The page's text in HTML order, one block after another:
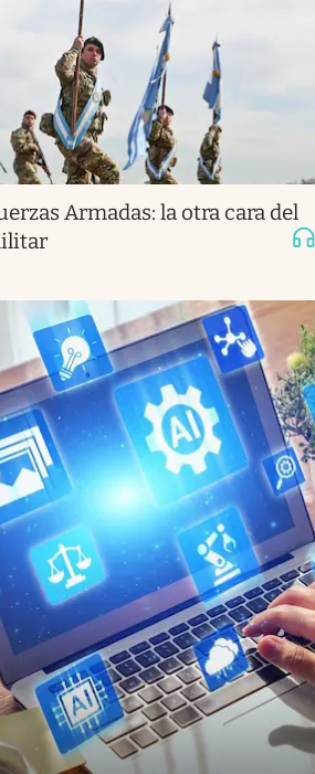
Armadas: la otra cara del